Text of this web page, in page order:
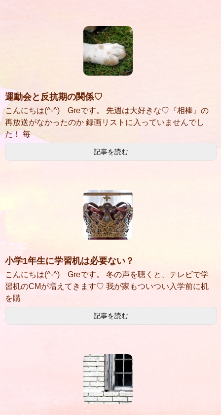
運動会と反抗期の関係♡
こんにちは(^-^) Greです。 先週は大好きな♡『相棒』の
再放送がなかったのか 録画リストに入っていませんでし
た！ 毎
記事を読む
小学1年生に学習机は必要ない？
こんにちは(^-^) Greです。 冬の声を聴くと、テレビで学
習机のCMが増えてきます♡ 我が家もついつい入学前に机
を購
記事を読む